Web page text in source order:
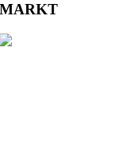
MARKT